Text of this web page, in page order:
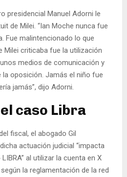
presidencial Manuel Adorni le
de Milei. “Ian Moche nunca fue
Fue malintencionado lo que
Milei criticaba fue la utilización
medios de comunicación y
la oposición. Jamás el niño fue
jamás”, dijo Adorni.
caso Libra
fiscal, el abogado Gil
actuación judicial “impacta
al utilizar la cuenta en X
la reglamentación de la red